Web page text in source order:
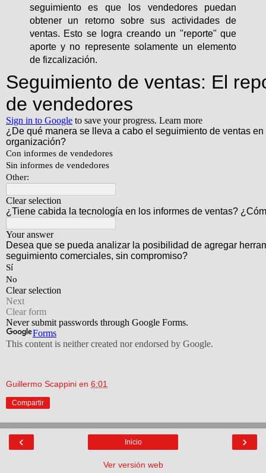
seguimiento es que los vendedores puedan
obtener un retorno sobre sus actividades de
ventas. Esto se logra creando un "reporte" que
aporte y no represente solamente un elemento
de fizcalización.
Guillermo Scappini en 6:01
Compartir
‹ ›
Inicio
Ver versión web